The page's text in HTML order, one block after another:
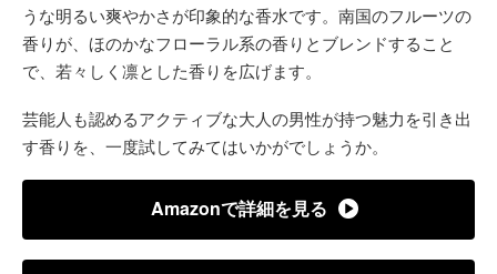
うな明るい爽やかさが印象的な香水です。南国のフルーツの
香りが、ほのかなフローラル系の香りとブレンドすること
で、若々しく凛とした香りを広げます。
芸能人も認めるアクティブな大人の男性が持つ魅力を引き出
す香りを、一度試してみてはいかがでしょうか。
Amazonで詳細を見る